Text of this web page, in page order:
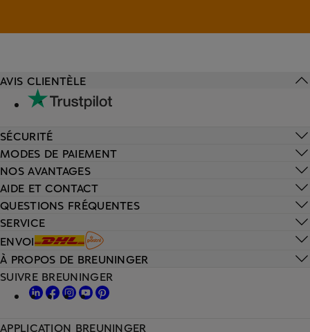
AIDE ET CONTACT
QUESTIONS FRÉQUENTES
SERVICE
ENVOI
AVIS CLIENTÈLE
SÉCURITÉ
MODES DE PAIEMENT
NOS AVANTAGES
À PROPOS DE BREUNINGER
SUIVRE BREUNINGER
APPLICATION BREUNINGER